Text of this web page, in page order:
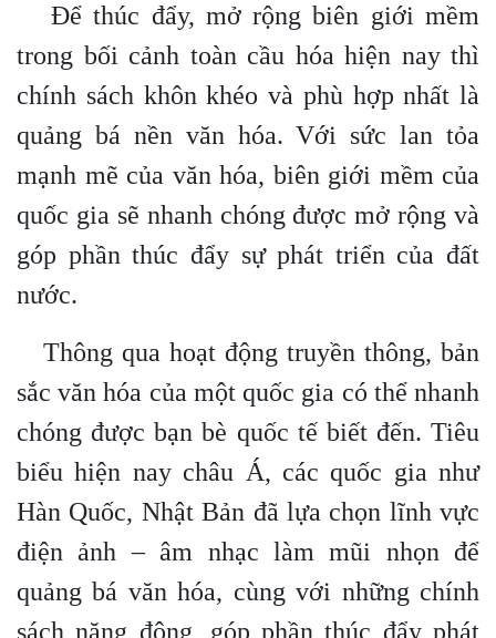
Để thúc đẩy, mở rộng biên giới mềm
trong bối cảnh toàn cầu hóa hiện nay thì
chính sách khôn khéo và phù hợp nhất là
quảng bá nền văn hóa. Với sức lan tỏa
mạnh mẽ của văn hóa, biên giới mềm của
quốc gia sẽ nhanh chóng được mở rộng và
góp phần thúc đẩy sự phát triển của đất
nước.
Thông qua hoạt động truyền thông, bản
sắc văn hóa của một quốc gia có thể nhanh
chóng được bạn bè quốc tế biết đến. Tiêu
biểu hiện nay châu Á, các quốc gia như
Hàn Quốc, Nhật Bản đã lựa chọn lĩnh vực
điện ảnh – âm nhạc làm mũi nhọn để
quảng bá văn hóa, cùng với những chính
sách năng động, góp phần thúc đẩy phát